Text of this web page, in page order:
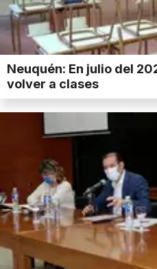
Neuquén: En julio del
volver a clases